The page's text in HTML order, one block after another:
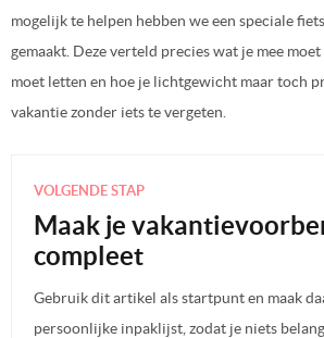
mogelijk te helpen hebben we een speciale
gemaakt. Deze verteld precies wat je mee
moet letten en hoe je lichtgewicht maar toch
vakantie zonder iets te vergeten.
VOLGENDE STAP
Maak je
compleet
Gebruik dit artikel als startpunt en maak
persoonlijke inpaklijst, zodat je niets